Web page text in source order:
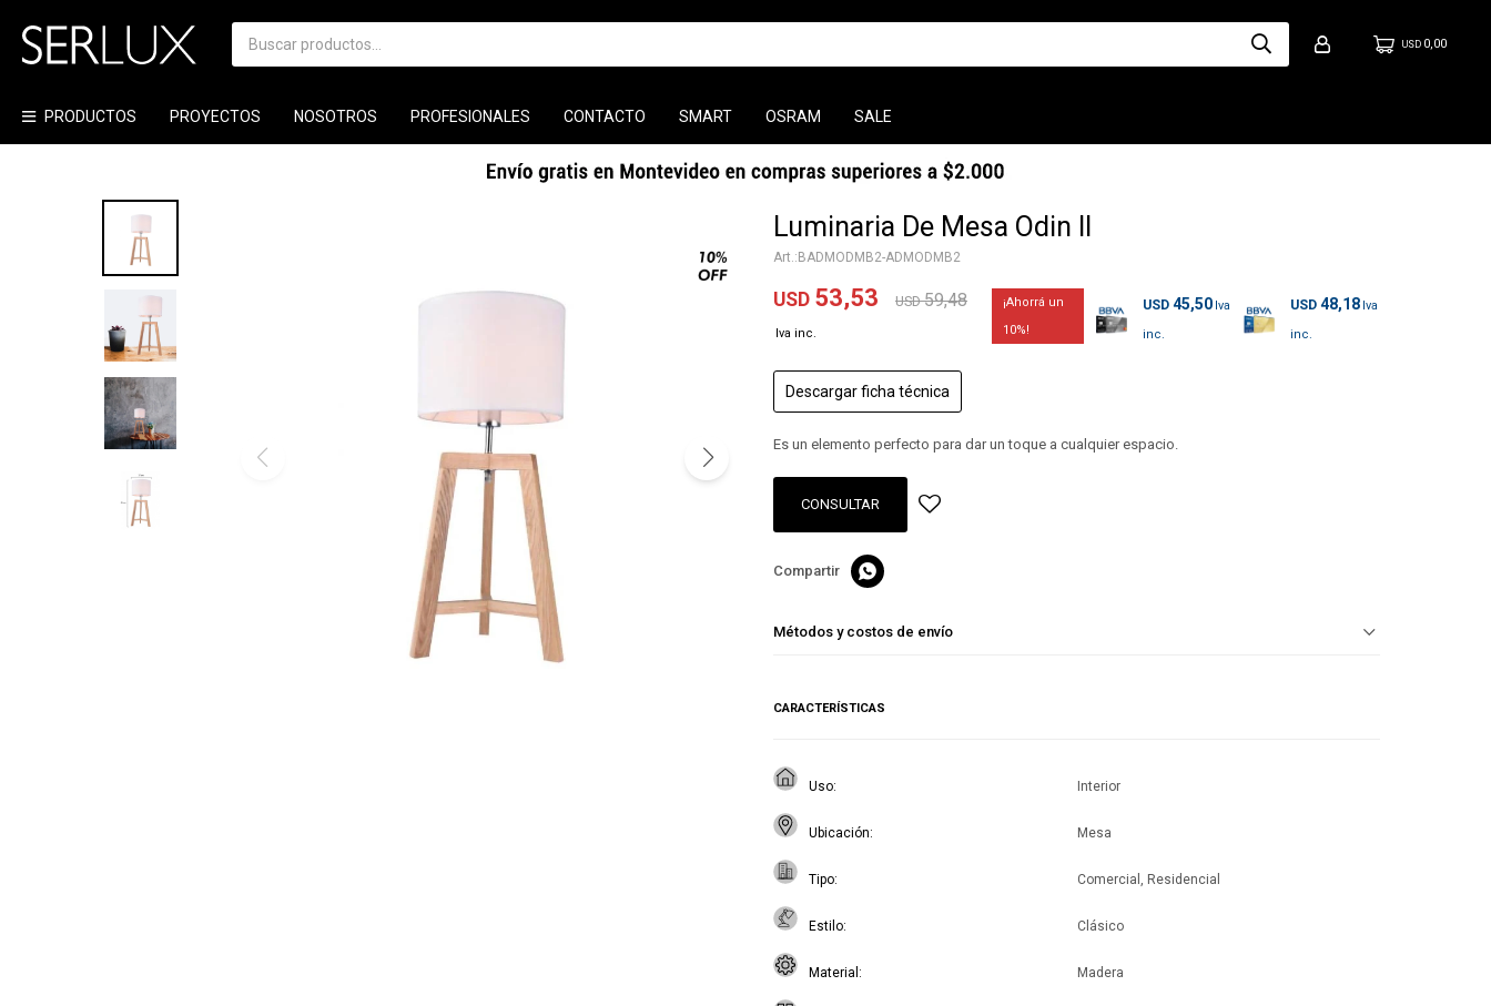
PRODUCTOS PROYECTOS NOSOTROS PROFESIONALES CONTACTO SMART OSRAM SALE
USD 0,00
Luminaria De Mesa Odin II
BADMODMB2-ADMODMB2
USD 53,53 USD 59,48
10
USD 45,50 USD 48,18
Descargar ficha técnica
Es un elemento perfecto para dar un toque a cualquier espacio.
CONSULTAR

Métodos y costos de envío
CARACTERÍSTICAS
Uso Interior
Ubicación Mesa
Tipo Comercial, Residencial
Estilo Clásico
Material Madera